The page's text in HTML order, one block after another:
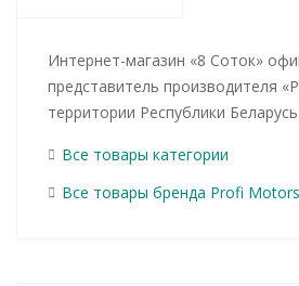
Интернет-магазин «8 Соток»
представитель производителя
территории Республики Беларусь.
Все товары категории
Все товары бренда Profi Motors